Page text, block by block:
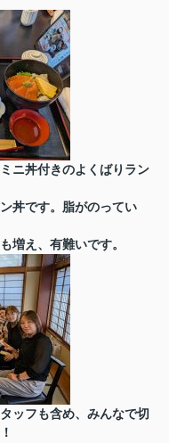
ニ丼付きのよくばりラン
丼です。脂がのってい
増え、有難いです。
ッフも含め、みんなで切